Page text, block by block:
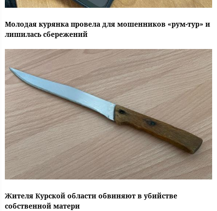
Молодая курянка провела для мошенников «рум-тур» и
лишилась сбережений
Жителя Курской области обвиняют в убийстве
собственной матери